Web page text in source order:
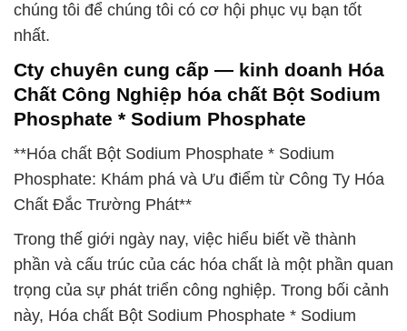
chúng tôi để chúng tôi có cơ hội phục vụ bạn tốt
nhất.
Cty chuyên cung cấp — kinh doanh Hóa
Chất Công Nghiệp hóa chất Bột Sodium
Phosphate * Sodium Phosphate
**Hóa chất Bột Sodium Phosphate * Sodium
Phosphate: Khám phá và Ưu điểm từ Công Ty Hóa
Chất Đắc Trường Phát**
Trong thế giới ngày nay, việc hiểu biết về thành
phần và cấu trúc của các hóa chất là một phần quan
trọng của sự phát triển công nghiệp. Trong bối cảnh
này, Hóa chất Bột Sodium Phosphate * Sodium